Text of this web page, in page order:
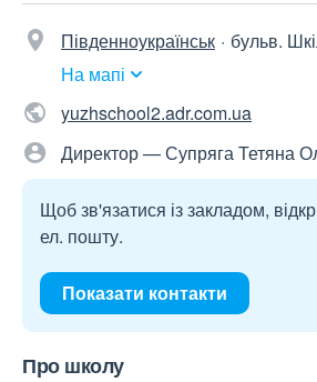
Південноукраїнськ
бульв.
На мапі
yuzhschool2.adr.com.ua
Директор — Супряга Тетяна
Щоб зв'язатися із закладом,
ел. пошту.
Показати контакти
Про школу